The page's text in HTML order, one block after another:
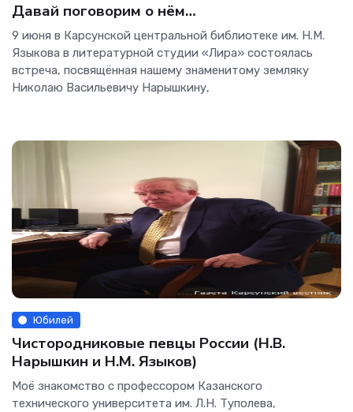
Давай поговорим о нём…
9 июня в Карсунской центральной библиотеке им. Н.М.
Языкова в литературной студии «Лира» состоялась
встреча, посвящённая нашему знаменитому земляку
Николаю Васильевичу Нарышкину,
Юбилей
Чистородниковые певцы России (Н.В.
Нарышкин и Н.М. Языков)
Моё знакомство с профессором Казанского
технического университета им. Л.Н. Туполева,